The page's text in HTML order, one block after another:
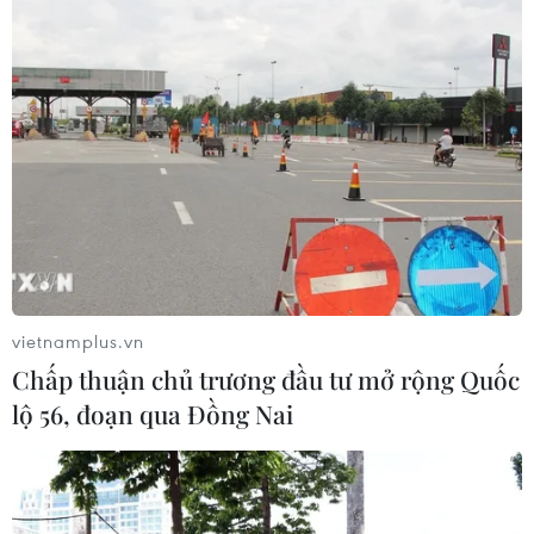
07/08/2026 00:56
Google Wallet cho phép phụ huynh
thiết lập số dư an toàn của con cái
vietnamplus.vn
Chấp thuận chủ trương đầu tư mở rộng Quốc
lộ 56, đoạn qua Đồng Nai